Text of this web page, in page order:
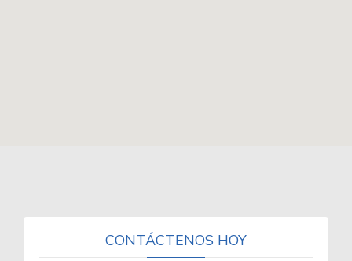
CONTÁCTENOS HOY